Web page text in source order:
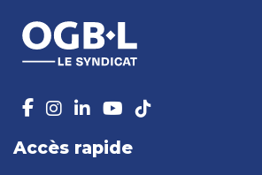
Accès rapide